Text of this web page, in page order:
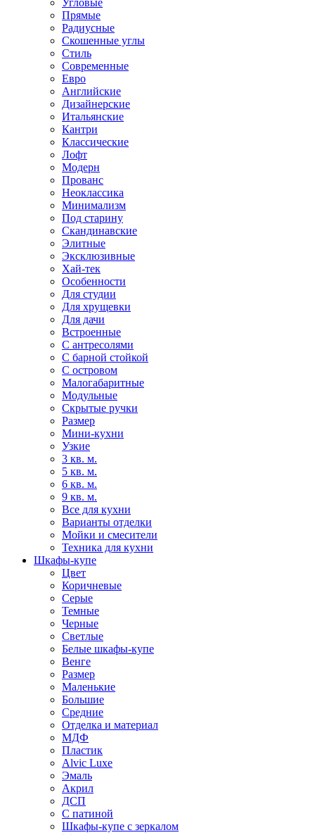
Угловые
Прямые
Радиусные
Скошенные углы
Стиль
Современные
Евро
Английские
Дизайнерские
Итальянские
Кантри
Классические
Лофт
Модерн
Прованс
Неоклассика
Минимализм
Под старину
Скандинавские
Элитные
Эксклюзивные
Хай-тек
Особенности
Для студии
Для хрущевки
Для дачи
Встроенные
С антресолями
С барной стойкой
С островом
Малогабаритные
Модульные
Скрытые ручки
Размер
Мини-кухни
Узкие
3 кв. м.
5 кв. м.
6 кв. м.
9 кв. м.
Все для кухни
Варианты отделки
Мойки и смесители
Техника для кухни
Шкафы-купе
Цвет
Коричневые
Серые
Темные
Черные
Светлые
Белые шкафы-купе
Венге
Размер
Маленькие
Большие
Средние
Отделка и материал
МДФ
Пластик
Alvic Luxe
Эмаль
Акрил
ДСП
С патиной
Шкафы-купе с зеркалом